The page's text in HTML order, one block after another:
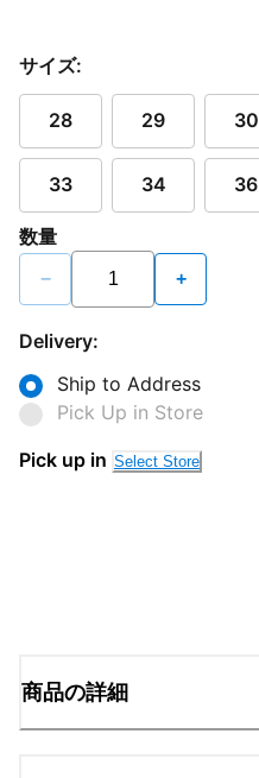
サイズ:
28 29 30
33 34 36
数量
− +
Delivery:
Ship to Address
Pick Up in Store
Pick up in Select Store
商品の詳細